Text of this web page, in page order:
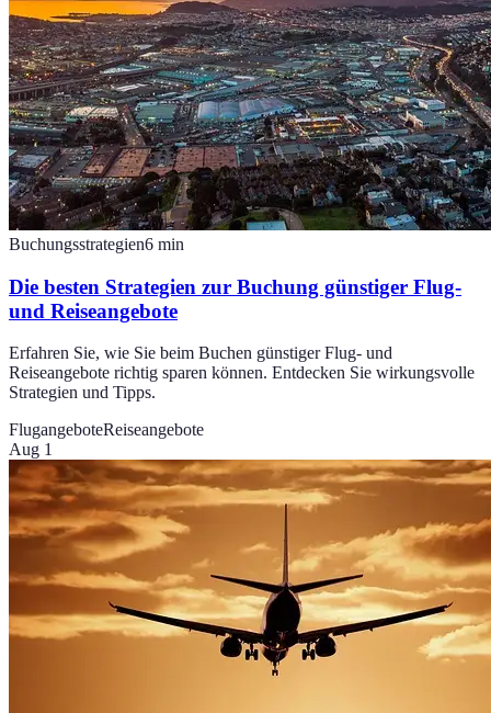
Buchungsstrategien6 min
Die besten Strategien zur Buchung günstiger Flug-
und Reiseangebote
Erfahren Sie, wie Sie beim Buchen günstiger Flug- und
Reiseangebote richtig sparen können. Entdecken Sie wirkungsvolle
Strategien und Tipps.
FlugangeboteReiseangebote
Aug 1